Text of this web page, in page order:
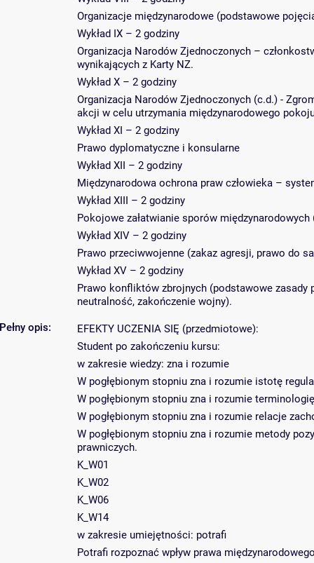
Pełny opis:
Organizacje międzynarodowe (podstawowe
Wykład IX – 2 godziny
Organizacja Narodów Zjednoczonych –
wynikających z Karty NZ.
Wykład X – 2 godziny
Organizacja Narodów Zjednoczonych (c.d.) -
akcji w celu utrzymania międzynarodowego
Wykład XI – 2 godziny
Prawo dyplomatyczne i konsularne
Wykład XII – 2 godziny
Międzynarodowa ochrona praw człowieka –
Wykład XIII – 2 godziny
Pokojowe załatwianie sporów
Wykład XIV – 2 godziny
Prawo przeciwwojenne (zakaz agresji, prawo do
Wykład XV – 2 godziny
Prawo konfliktów zbrojnych (podstawowe zasady
neutralność, zakończenie wojny).
EFEKTY UCZENIA SIĘ (przedmiotowe):
Student po zakończeniu kursu:
w zakresie wiedzy: zna i rozumie
W pogłębionym stopniu zna i rozumie istotę
W pogłębionym stopniu zna i rozumie
W pogłębionym stopniu zna i rozumie relacje
W pogłębionym stopniu zna i rozumie metody
prawniczych.
K_W01
K_W02
K_W06
K_W14
w zakresie umiejętności: potrafi
Potrafi rozpoznać wpływ prawa